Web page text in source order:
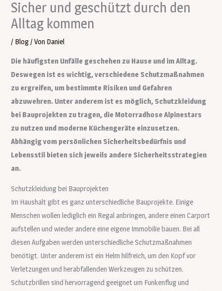
Sicher und geschützt durch den
Alltag kommen
/ Blog/ Von Daniel
Die häufigsten Unfälle geschehen zu Hause und im Alltag.
Deswegen ist es wichtig, verschiedene Schutzmaßnahmen
zu ergreifen, um bestimmte Risiken und Gefahren
abzuwehren. Unter anderem ist es möglich, Schutzkleidung
bei Bauprojekten zu tragen, die Motorradhose Alpinestars
zu nutzen und moderne Küchengeräte einzusetzen.
Abhängig vom persönlichen Sicherheitsbedürfnis und
Lebensstil bieten sich jeweils andere Sicherheitsstrategien
an.
Schutzkleidung bei Bauprojekten
Im Haushalt gibt es ganz unterschiedliche Bauprojekte. Einige
Menschen wollen lediglich ein Regal anbringen, andere einen Carport
aufstellen und wieder andere eine eigene Immobilie bauen. Bei all
diesen Aufgaben werden unterschiedliche Schutzmaßnahmen
benötigt. Unter anderem ist ein Helm hilfreich, um den Kopf vor
Verletzungen und herabfallenden Werkzeugen zu schützen.
Schutzbrillen sind hervorragend geeignet um Funkenflug und